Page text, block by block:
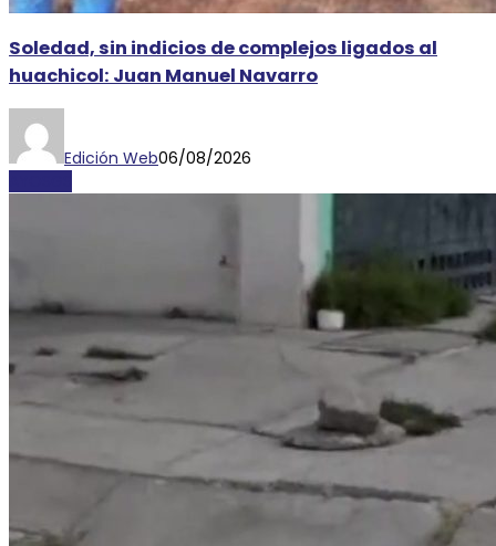
Soledad, sin indicios de complejos ligados al
huachicol: Juan Manuel Navarro
Edición Web06/08/2026